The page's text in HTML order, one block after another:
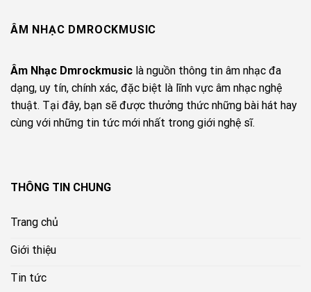
ÂM NHẠC DMROCKMUSIC
Âm Nhạc Dmrockmusic là nguồn thông tin âm nhạc đa
dạng, uy tín, chính xác, đặc biệt là lĩnh vực âm nhạc nghệ
thuật. Tại đây, bạn sẽ được thưởng thức những bài hát hay
cùng với những tin tức mới nhất trong giới nghệ sĩ.
THÔNG TIN CHUNG
Trang chủ
Giới thiệu
Tin tức